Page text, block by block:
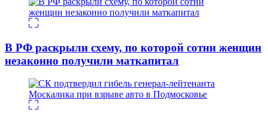
В РФ раскрыли схему, по которой сотни женщин
незаконно получили маткапитал